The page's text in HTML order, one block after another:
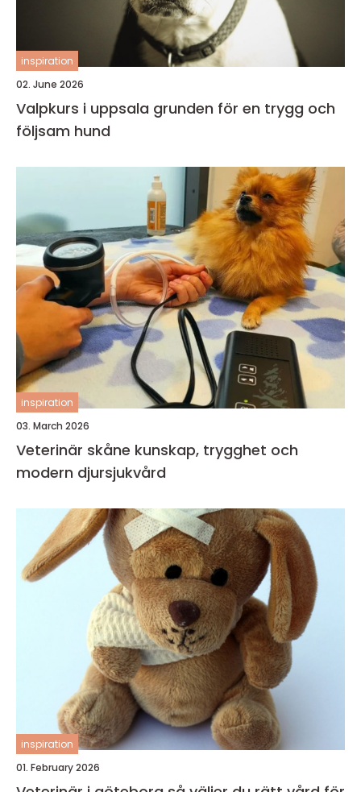
inspiration
02. June 2026
Valpkurs i uppsala grunden för en trygg och
följsam hund
inspiration
03. March 2026
Veterinär skåne kunskap, trygghet och
modern djursjukvård
inspiration
01. February 2026